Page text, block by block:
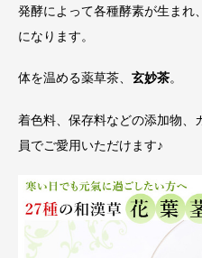
発酵によって各種酵素が生まれ
になります。
体を温める薬草茶、 玄妙茶。
着色料、保存料などの添加物、
員でご愛用いただけます♪